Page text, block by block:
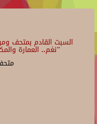
السبت القادم بمتحف
"نغم.. العمارة